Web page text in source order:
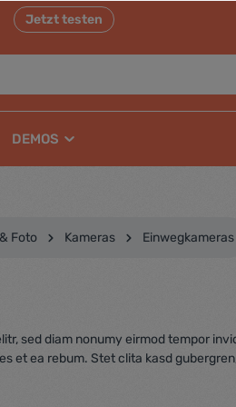
Jetzt testen
DEMOS
Foto Kameras Einwegkameras
sed diam nonumy eirmod tempor
et ea rebum. Stet clita kasd